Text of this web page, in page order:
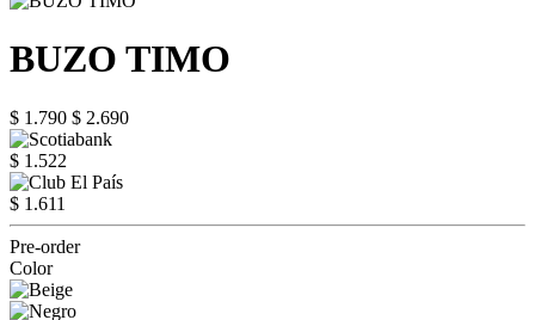
BUZO TIMO
$ 1.790 $ 2.690
$ 1.522
$ 1.611
Pre-order
Color